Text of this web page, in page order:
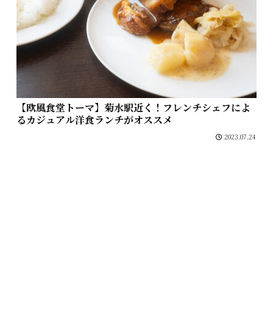
【欧風食堂トーマ】菊水駅近く！フレンチシェフによ
るカジュアル洋食ランチがオススメ
2023.07.24